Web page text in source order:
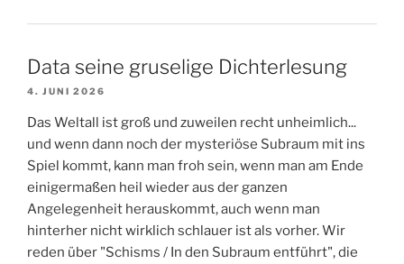
Data seine gruselige Dichterlesung
4. JUNI 2026
Das Weltall ist groß und zuweilen recht unheimlich...
und wenn dann noch der mysteriöse Subraum mit ins
Spiel kommt, kann man froh sein, wenn man am Ende
einigermaßen heil wieder aus der ganzen
Angelegenheit herauskommt, auch wenn man
hinterher nicht wirklich schlauer ist als vorher. Wir
reden über "Schisms / In den Subraum entführt", die